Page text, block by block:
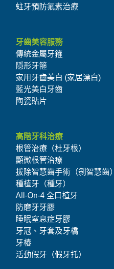
蛀牙預防氟素治療
牙齒美容服務
傳統金屬牙箍
隱形牙箍
家用牙齒美白 (家居漂白)
藍光美白牙齒
陶瓷貼片
高階牙科治療
根管治療（杜牙根）
顯微根管治療
拔除智慧齒手術（剝智慧齒）
種植牙（種牙）
All-On-4 全口植牙
防磨牙牙膠
睡眠窒息症牙膠
牙冠、牙套及牙橋
牙樁
活動假牙（假牙托）